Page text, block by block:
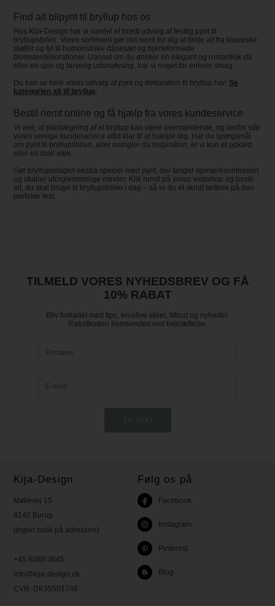
Find alt bilpynt til bryllup hos os
Hos Kija-Design har vi samlet et bredt udvalg af festlig pynt til
bryllupsbilen. Vores sortiment gør det nemt for dig at finde alt fra klassiske
sløjfer og tyl til humoristiske dåsesæt og hjerteformede
blomsterdekorationer. Uanset om du ønsker en elegant og romantisk stil
eller en sjov og farverig udsmykning, har vi noget for enhver smag.
Du kan se hele vores udvalg af pynt og dekoration til bryllup her: Se
kategorien alt til bryllup.
Bestil nemt online og få hjælp fra vores kundeservice
Vi ved, at planlægning af et bryllup kan være overvældende, og derfor står
vores venlige kundeservice altid klar til at hjælpe dig. Har du spørgsmål
om pynt til bryllupsbilen, eller mangler du inspiration, er vi kun et opkald
eller en mail væk.
Gør bryllupsdagen ekstra speciel med pynt, der fanger opmærksomheden
og skaber uforglemmelige minder. Klik rundt på vores webshop og bestil
alt, du skal bruge til bryllupsbilen i dag – så er du et skridt tættere på den
perfekte fest.
TILMELD VORES NYHEDSBREV OG FÅ
10% RABAT
Bliv forkælet med tips, kreative idéer, tilbud og nyheder.
Rabatkoden fremsendes ved bekræftelse.
Kija-Design
Møllevej 15
4140 Borup
(Ingen butik på adressen)
+45 6089 3645
info@kija-design.dk
CVR: DK35501746
Følg os på
Facebook
Instagram
Pinterest
Blog